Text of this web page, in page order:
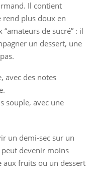
Il contient
rend plus doux en
“amateurs de sucré” : il
un dessert, une
avec des notes
souple, avec une
un demi-sec sur un
peut devenir moins
aux fruits ou un dessert